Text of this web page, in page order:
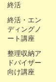
終活
終活・エン
ディングノ
ート講座
整理収納ア
ドバイザー
向け講座